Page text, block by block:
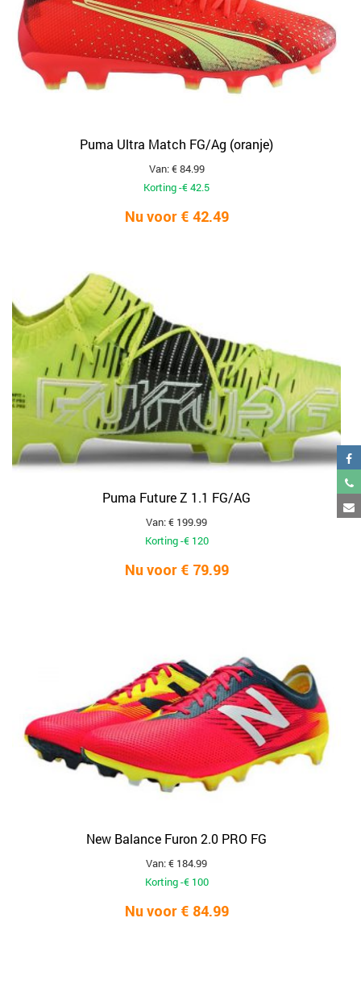
Puma Ultra Match FG/Ag (oranje)
Van: € 84.99
Korting -€ 42.5
Nu voor € 42.49
Puma Future Z 1.1 FG/AG
Van: € 199.99
Korting -€ 120
Nu voor € 79.99
New Balance Furon 2.0 PRO FG
Van: € 184.99
Korting -€ 100
Nu voor € 84.99